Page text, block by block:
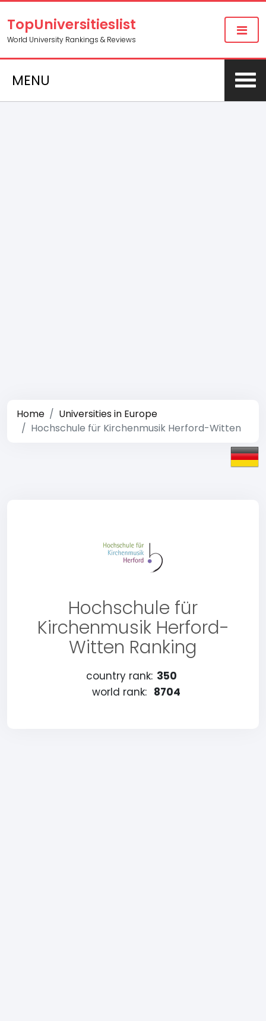
TopUniversitieslist
World University Rankings & Reviews
MENU
Home
Universities in Europe
Hochschule für Kirchenmusik Herford-Witten
Hochschule für
Kirchenmusik Herford-
Witten Ranking
country rank: 350
world rank: 8704